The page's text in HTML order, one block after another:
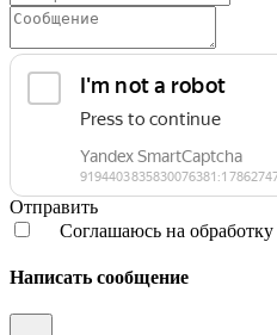
Отправить
Соглашаюсь на обработку
Написать сообщение